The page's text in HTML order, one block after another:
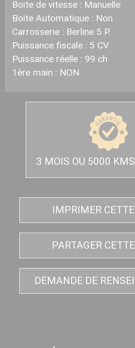
Boite de vitesse : Manuelle
Boite Automatique : Non
Carrosserie : Berline 5 P.
Puissance fiscale : 5 CV
Puissance réelle : 99 ch
1ère main : NON
3 MOIS OU 5000
IMPRIMER
PARTAGER
DEMANDE DE